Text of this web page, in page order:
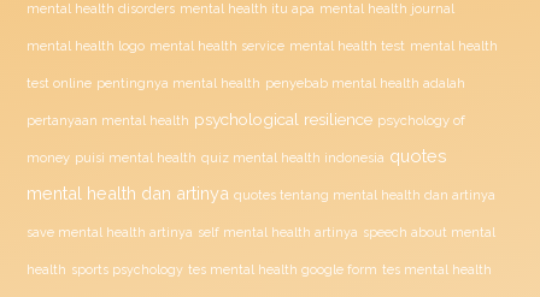
mental health disorders mental health itu apa mental health journal
mental health logo mental health service mental health test mental health
test online pentingnya mental health penyebab mental health adalah
pertanyaan mental health psychological resilience psychology of
money puisi mental health quiz mental health indonesia quotes
mental health dan artinya quotes tentang mental health dan artinya
save mental health artinya self mental health artinya speech about mental
health sports psychology tes mental health google form tes mental health